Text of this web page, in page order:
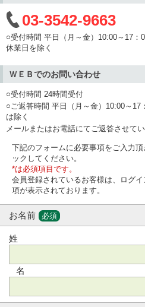
03-3542-9663
○受付時間 平日（月～金）10:00～17
休業日を除く
ＷＥＢでのお問い合わせ
○受付時間 24時間受付
○ご返答時間 平日（月～金）10:00～
は除く
メールまたはお電話にてご返答させてい
下記のフォームに必要事項をご入力
ックしてください。
*は必須項目です。
会員登録されているお客様は、ログ
項が表示されております。
お名前 必須
姓
名